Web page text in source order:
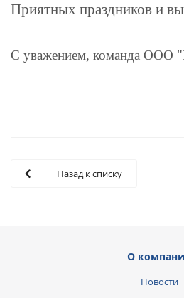
Приятных праздников и
С уважением, команда
Назад к списку
О
Новости